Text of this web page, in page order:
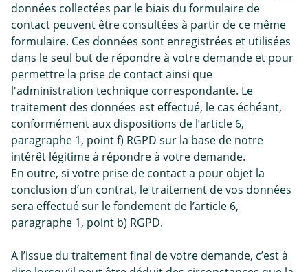
données collectées par le biais du formulaire de
contact peuvent être consultées à partir de ce même
formulaire. Ces données sont enregistrées et utilisées
dans le seul but de répondre à votre demande et pour
permettre la prise de contact ainsi que
l'administration technique correspondante. Le
traitement des données est effectué, le cas échéant,
conformément aux dispositions de l’article 6,
paragraphe 1, point f) RGPD sur la base de notre
intérêt légitime à répondre à votre demande.
En outre, si votre prise de contact a pour objet la
conclusion d’un contrat, le traitement de vos données
sera effectué sur le fondement de l’article 6,
paragraphe 1, point b) RGPD.
A l’issue du traitement final de votre demande, c’est à